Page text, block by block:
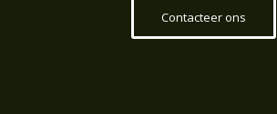
Contacteer ons